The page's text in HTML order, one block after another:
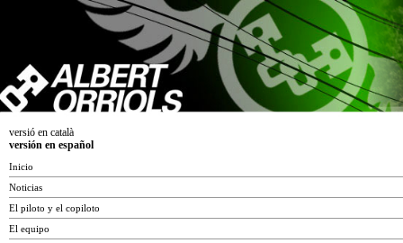
versió en català
versión en español
Inicio
Noticias
El piloto y el copiloto
El equipo